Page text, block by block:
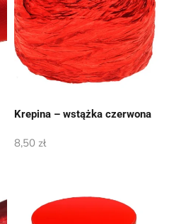
Krepina – wstążka czerwona
8,50 zł